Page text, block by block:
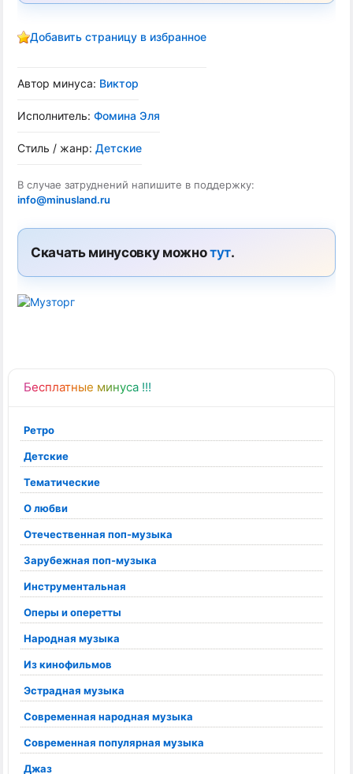
Бесплатные минуса !!!
Ретро
Детские
Тематические
О любви
Отечественная поп-музыка
Зарубежная поп-музыка
Инструментальная
Оперы и оперетты
Народная музыка
Из кинофильмов
Эстрадная музыка
Современная народная музыка
Современная популярная музыка
Джаз
Добавить страницу в избранное
Автор минуса: Виктор
Исполнитель: Фомина Эля
Стиль / жанр: Детские
В случае затруднений напишите в поддержку:
info@minusland.ru
Скачать минусовку можнотут.